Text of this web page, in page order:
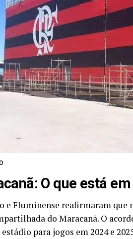
O que está
e Fluminense reafirmaram que
do Maracanã. O
para jogos em 2024 e